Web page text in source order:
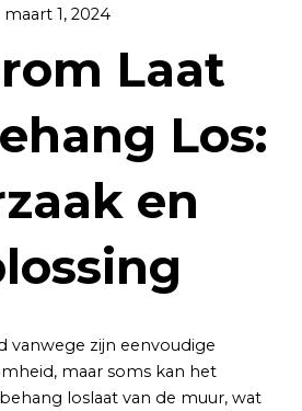
maart 1, 2024
Laat
Los:
en
vanwege zijn eenvoudige
maar soms kan het
loslaat van de muur, wat